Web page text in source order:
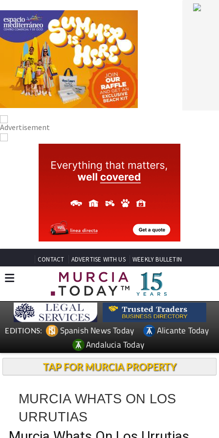
CONTACT ADVERTISE WITH US WEEKLY BULLETIN
EDITIONS: Spanish News Today
Alicante Today
Andalucia Today
TAP FOR MURCIA PROPERTY
MURCIA WHATS ON LOS
URRUTIAS